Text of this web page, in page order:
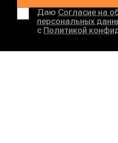
Даю Согласие на
персональных
с Политикой